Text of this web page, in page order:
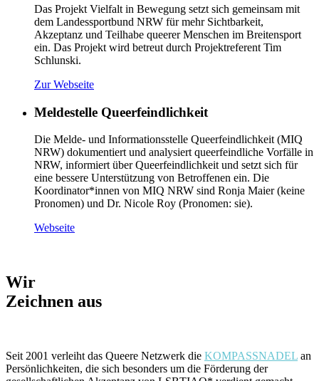
Das Projekt Vielfalt in Bewegung setzt sich gemeinsam mit
dem Landessportbund NRW für mehr Sichtbarkeit,
Akzeptanz und Teilhabe queerer Menschen im Breitensport
ein. Das Projekt wird betreut durch Projektreferent Tim
Schlunski.
Zur Webseite
Meldestelle Queerfeindlichkeit
Die Melde- und Informationsstelle Queerfeindlichkeit (MIQ
NRW) dokumentiert und analysiert queerfeindliche Vorfälle in
NRW, informiert über Queerfeindlichkeit und setzt sich für
eine bessere Unterstützung von Betroffenen ein. Die
Koordinator*innen von MIQ NRW sind Ronja Maier (keine
Pronomen) und Dr. Nicole Roy (Pronomen: sie).
Webseite
Wir
Zeichnen aus
Seit 2001 verleiht das Queere Netzwerk die KOMPASSNADEL an
Persönlichkeiten, die sich besonders um die Förderung der